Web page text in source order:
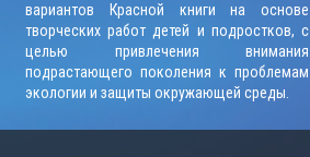
вариантов Красной книги на основе
творческих работ детей и подростков, с
целью привлечения внимания
подрастающего поколения к проблемам
экологии и защиты окружающей среды.